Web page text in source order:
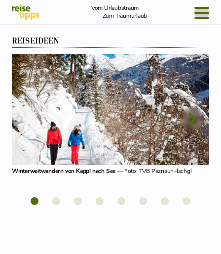
Skip to Content
Vom Urlaubstraum
Zum Traumurlaub
NEWS
REISEIDEEN
REISEIDEEN
Winterweitwandern von Kappl nach See— Foto: TVB Paznaun–Ischgl